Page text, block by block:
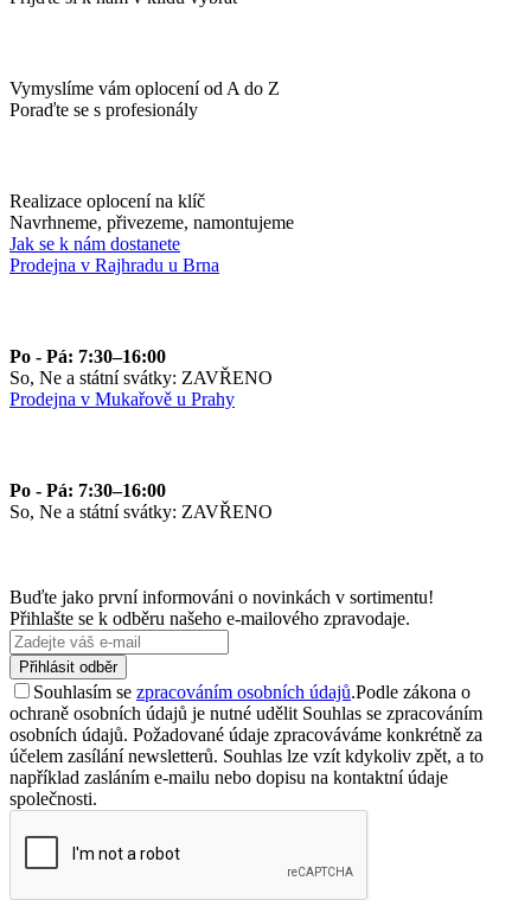
Vymyslíme vám oplocení od A do Z
Poraďte se s profesionály
Realizace oplocení na klíč
Navrhneme, přivezeme, namontujeme
Jak se k nám dostanete
Prodejna v Rajhradu u Brna
Po - Pá: 7:30–16:00
So, Ne a státní svátky: ZAVŘENO
Prodejna v Mukařově u Prahy
Po - Pá: 7:30–16:00
So, Ne a státní svátky: ZAVŘENO
Buďte jako první informováni o novinkách v sortimentu!
Přihlašte se k odběru našeho e-mailového zpravodaje.
Přihlásit odběr
Souhlasím se zpracováním osobních údajů.Podle zákona o
ochraně osobních údajů je nutné udělit Souhlas se zpracováním
osobních údajů. Požadované údaje zpracováváme konkrétně za
účelem zasílání newsletterů. Souhlas lze vzít kdykoliv zpět, a to
například zasláním e-mailu nebo dopisu na kontaktní údaje
společnosti.